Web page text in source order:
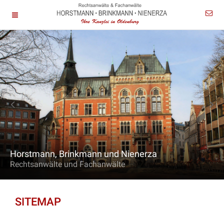
Horstmann, Brinkmann und Nienerza
Rechtsanwälte und Fachanwälte
SITEMAP